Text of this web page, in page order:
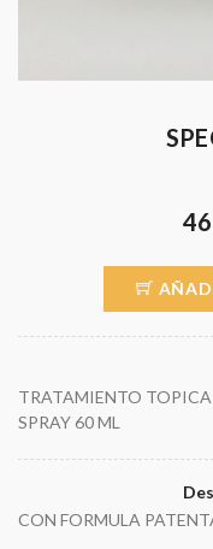
TRATAMIENTO
SPRAY 60 ML
CON FORMULA